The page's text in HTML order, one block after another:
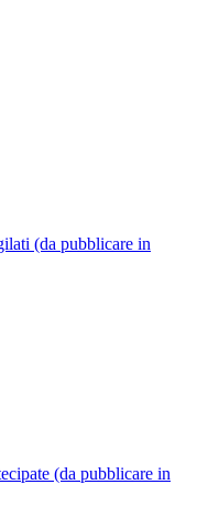
(da pubblicare in
(da pubblicare in